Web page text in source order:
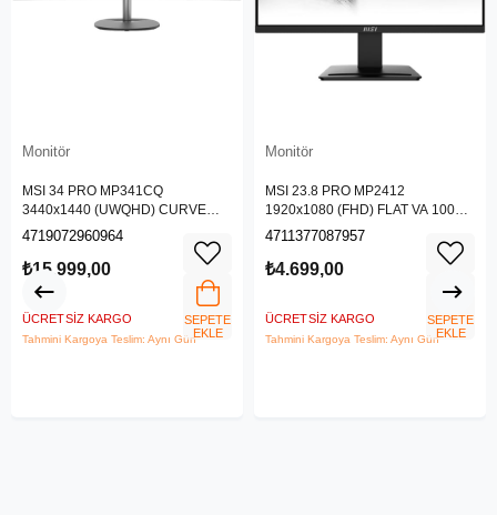
Monitör
MSI 34 PRO MP341CQ
3440x1440 (UWQHD) CURVE
1500R VA 100HZ 1MS ANTI-
4719072960964
₺15.999,00
ÜCRETSIZ KARGO
Tahmini Kargoya Teslim: Aynı Gün
SEPETE
EKLE
Monitör
MSI 23.8 PRO MP2412
1920x1080 (FHD) FLAT VA 100HZ
1MS ANTI-GLARE MONITOR
4711377087957
₺4.699,00
ÜCRETSIZ KARGO
Tahmini Kargoya Teslim: Aynı Gün
SEPETE
EKLE